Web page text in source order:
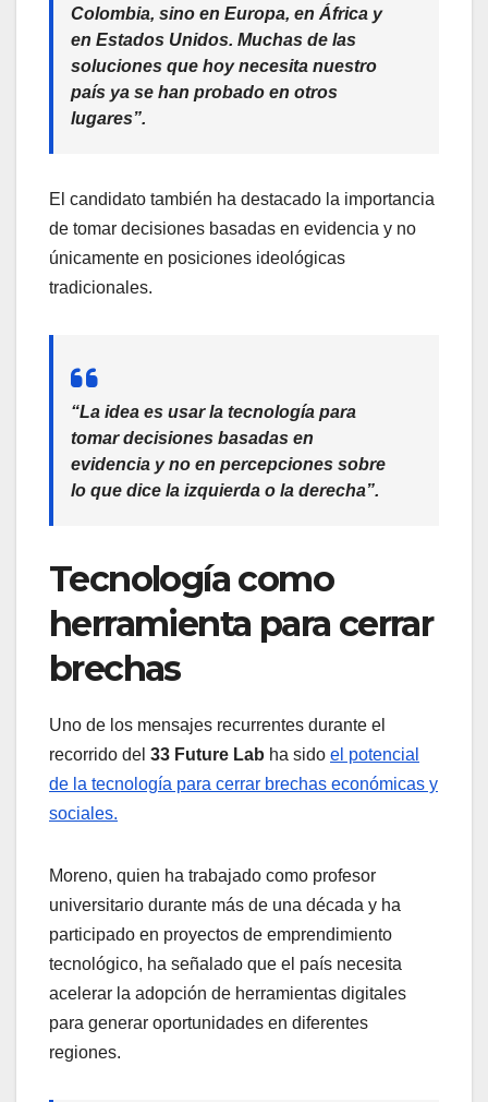
Colombia, sino en Europa, en África y
en Estados Unidos. Muchas de las
soluciones que hoy necesita nuestro
país ya se han probado en otros
lugares”.
El candidato también ha destacado la importancia
de tomar decisiones basadas en evidencia y no
únicamente en posiciones ideológicas
tradicionales.
“La idea es usar la tecnología para
tomar decisiones basadas en
evidencia y no en percepciones sobre
lo que dice la izquierda o la derecha”.
Tecnología como
herramienta para cerrar
brechas
Uno de los mensajes recurrentes durante el
recorrido del 33 Future Lab ha sido el potencial
de la tecnología para cerrar brechas económicas y
sociales.
Moreno, quien ha trabajado como profesor
universitario durante más de una década y ha
participado en proyectos de emprendimiento
tecnológico, ha señalado que el país necesita
acelerar la adopción de herramientas digitales
para generar oportunidades en diferentes
regiones.